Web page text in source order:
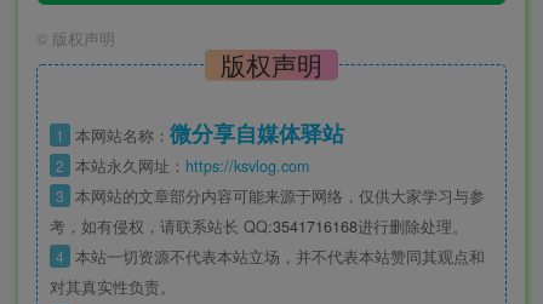
© 版权声明
版权声明
1 本网站名称： 微分享自媒体驿站
2 本站永久网址： https://ksvlog.com
3 本网站的文章部分内容可能来源于网络，仅供大家学习与参
考，如有侵权，请联系站长 QQ:3541716168进行删除处理。
4 本站一切资源不代表本站立场，并不代表本站赞同其观点和
对其真实性负责。